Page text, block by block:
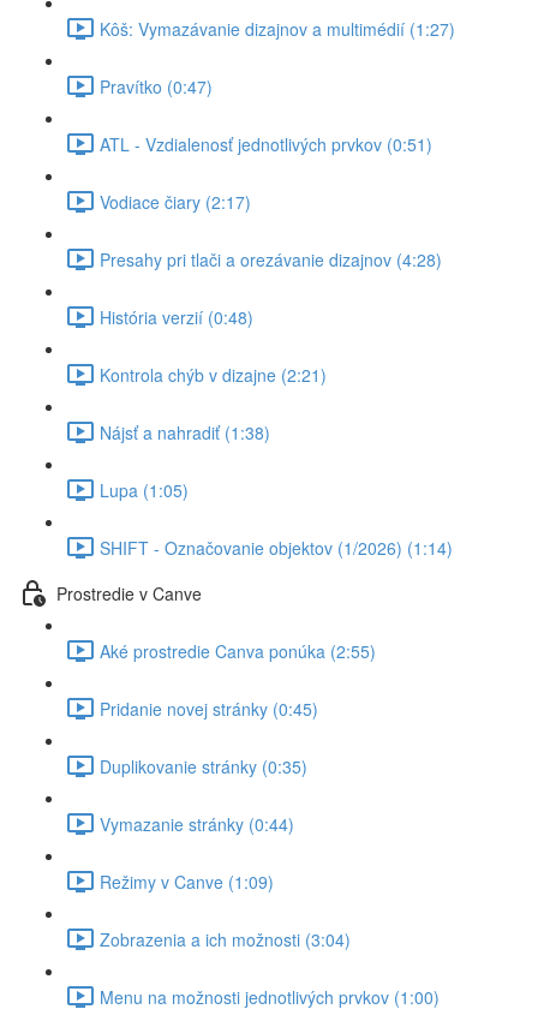
Kôš: Vymazávanie dizajnov a multimédií (1:27)
Pravítko (0:47)
ATL - Vzdialenosť jednotlivých prvkov (0:51)
Vodiace čiary (2:17)
Presahy pri tlači a orezávanie dizajnov (4:28)
História verzií (0:48)
Kontrola chýb v dizajne (2:21)
Nájsť a nahradiť (1:38)
Lupa (1:05)
SHIFT - Označovanie objektov (1/2026) (1:14)
Prostredie v Canve
Aké prostredie Canva ponúka (2:55)
Pridanie novej stránky (0:45)
Duplikovanie stránky (0:35)
Vymazanie stránky (0:44)
Režimy v Canve (1:09)
Zobrazenia a ich možnosti (3:04)
Menu na možnosti jednotlivých prvkov (1:00)